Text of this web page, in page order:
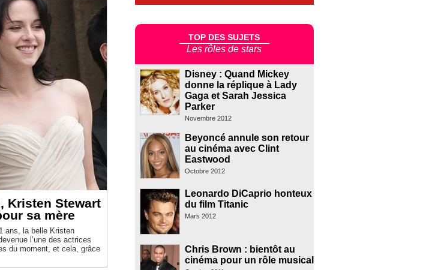
Kristen Stewart
sa mère
ans, la belle Kristen
l’une des actrices
du moment, et cela, grâce
TOP DES SUJETS
Les rôles de stars
Disney : Quand Mickey
donne la réplique à Lady
Gaga et Sarah Jessica
Parker
Novembre 2012
Beyoncé annule son retour
au cinéma avec Clint
Eastwood
Octobre 2012
Leonardo DiCaprio honteux
du film Titanic
Mars 2012
Chris Brown : bientôt au
cinéma pour un rôle musical